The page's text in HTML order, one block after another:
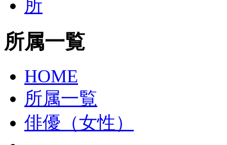
所属一覧
HOME
所属一覧
俳優（女性）